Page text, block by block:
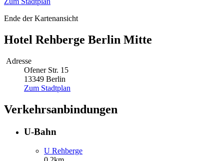
Ende der Kartenansicht
Hotel Rehberge Berlin Mitte
Adresse
Ofener Str. 15
13349 Berlin
Zum Stadtplan
Verkehrsanbindungen
U-Bahn
U Rehberge